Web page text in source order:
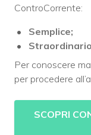
ControCorrente:
Semplice;
Straordinario
Per conoscere
per procedere
SCOPRI